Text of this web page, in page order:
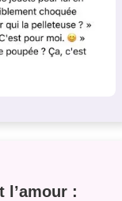
l’amour :